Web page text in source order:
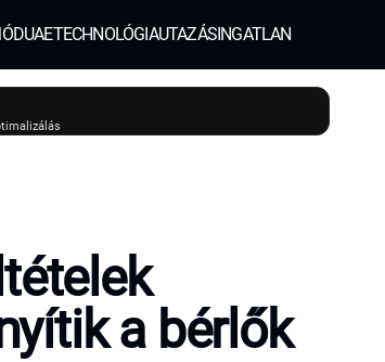
UAETECHNOLÓGIAUTAZÁSINGATLAN
a bérlők